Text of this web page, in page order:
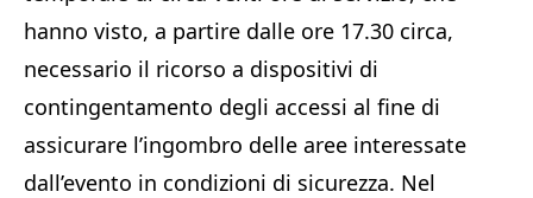
hanno visto, a partire dalle ore 17.30 circa,
necessario il ricorso a dispositivi di
contingentamento degli accessi al fine di
assicurare l’ingombro delle aree interessate
dall’evento in condizioni di sicurezza. Nel